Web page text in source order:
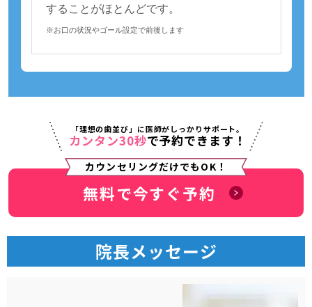
することがほとんどです。
※お口の状況やゴール設定で前後します
「理想の歯並び」に医師がしっかりサポート。
カンタン30秒で予約できます！
カウンセリングだけでもOK！
無料で今すぐ予約
院長メッセージ